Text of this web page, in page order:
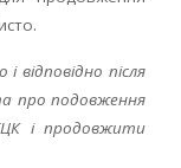
відповідно після
про подовження
і продовжити